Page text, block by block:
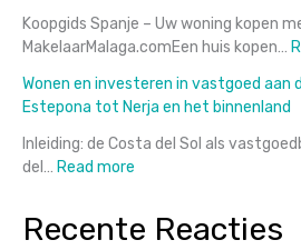
ontdek
de
kansen
achter
crisis
Koopgids Spanje – Uw woning kopen
MakelaarMalaga.comEen huis kopen…
Wonen en investeren in vastgoed aan
Estepona tot Nerja en het binnenland
Inleiding: de Costa del Sol als
del… Read more
investeren
Recente Reacties